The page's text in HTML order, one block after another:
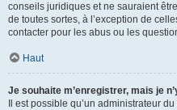
conseils juridiques et ne sauraient
de toutes sortes, à l’exception de
contacter pour les abus ou les
Haut
Je souhaite m’enregistrer, mais je
Il est possible qu’un administrateur